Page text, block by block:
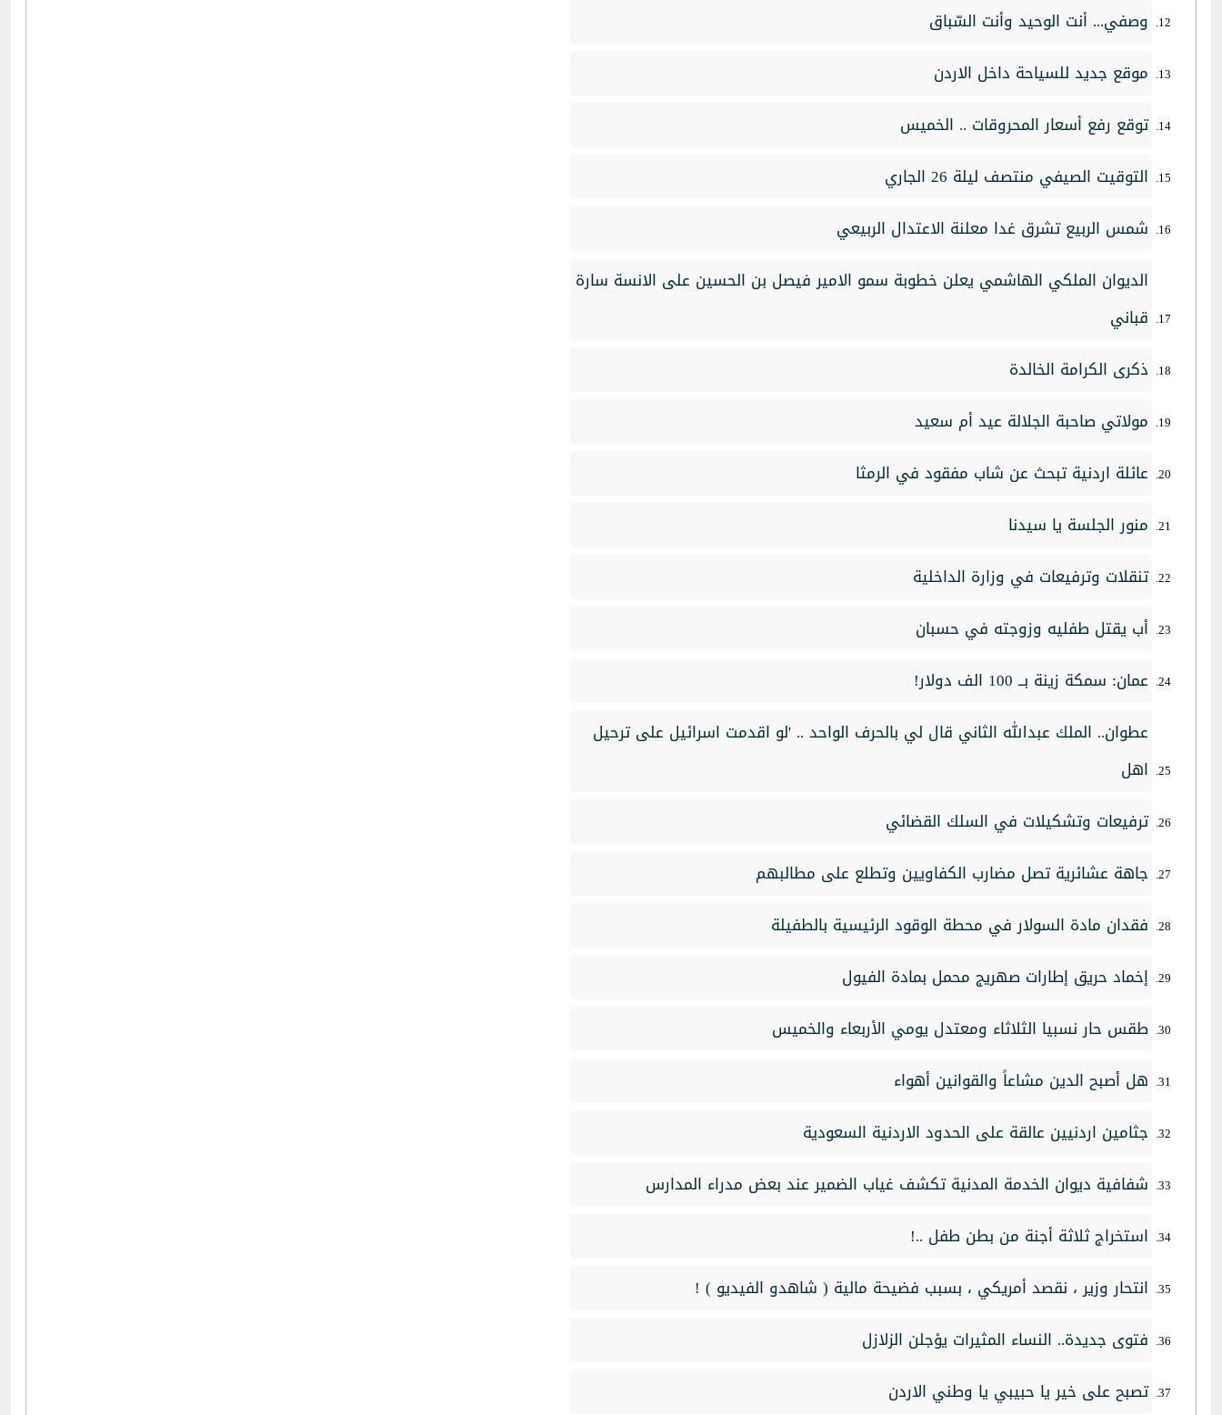
وصفي... أنت الوحيد وأنت السّباق
موقع جديد للسياحة داخل الاردن
توقع رفع أسعار المحروقات .. الخميس
التوقيت الصيفي منتصف ليلة 26 الجاري
شمس الربيع تشرق غدا معلنة الاعتدال الربيعي
الديوان الملكي الهاشمي يعلن خطوبة سمو الامير فيصل بن الحسين على الانسة سارة
قباني
ذكرى الكرامة الخالدة
مولاتي صاحبة الجلالة عيد أم سعيد‏
عائلة اردنية تبحث عن شاب مفقود في الرمثا
منور الجلسة يا سيدنا
تنقلات وترفيعات في وزارة الداخلية
أب يقتل طفليه وزوجته في حسبان
عمان: سمكة زينة بــ 100 الف دولار!
عطوان.. الملك عبدالله الثاني قال لي بالحرف الواحد .. 'لو اقدمت اسرائيل على ترحيل
اهل
ترفيعات وتشكيلات في السلك القضائي
جاهة عشائرية تصل مضارب الكفاويين وتطلع على مطالبهم
فقدان مادة السولار في محطة الوقود الرئيسية بالطفيلة
إخماد حريق إطارات صهريج محمل بمادة الفيول
طقس حار نسبيا الثلاثاء ومعتدل يومي الأربعاء والخميس
هل أصبح الدين مشاعاً والقوانين أهواء
جثامين اردنيين عالقة على الحدود الاردنية السعودية
شفافية ديوان الخدمة المدنية تكشف غياب الضمير عند بعض مدراء المدارس
استخراج ثلاثة أجنة من بطن طفل ..!
انتحار وزير ، نقصد أمريكي ، بسبب فضيحة مالية ( شاهدو الفيديو ) !
فتوى جديدة.. النساء المثيرات يؤجلن الزلازل
تصبح على خير يا حبيبي يا وطني الاردن